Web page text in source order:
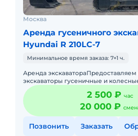
Москва
Аренда гусеничного
Hyundai R 210LC-7
Минимальное время заказа: 7+1 ч.
Аренда экскаватораПредоставляем
экскаваторы гусеничные и
московской области от ведущей
"Стройтехнотранс" .Вся техника
2 500 ₽ час
20 000 ₽
Позвонить Заказать